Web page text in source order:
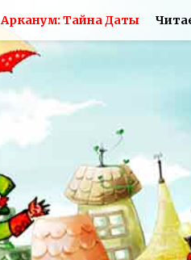
Арканум: Тайна Даты